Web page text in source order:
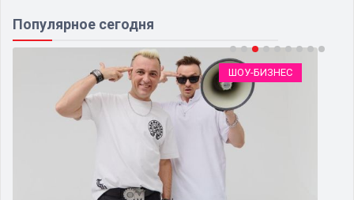
Популярное сегодня
ШОУ-БИЗНЕС